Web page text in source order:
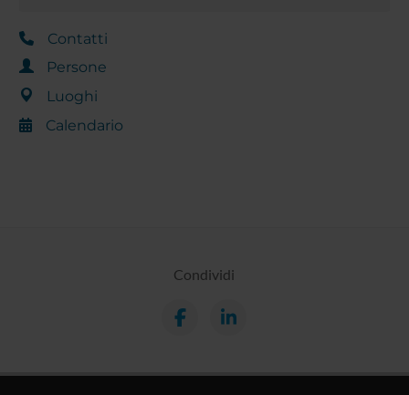
Contatti
Persone
Luoghi
Calendario
Condividi